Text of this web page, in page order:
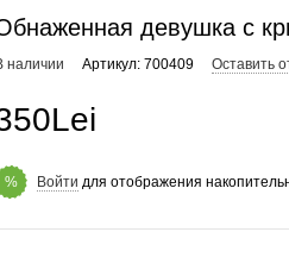
девушка с
наличии Артикул: 700409 Оставить
% Войти для отображения